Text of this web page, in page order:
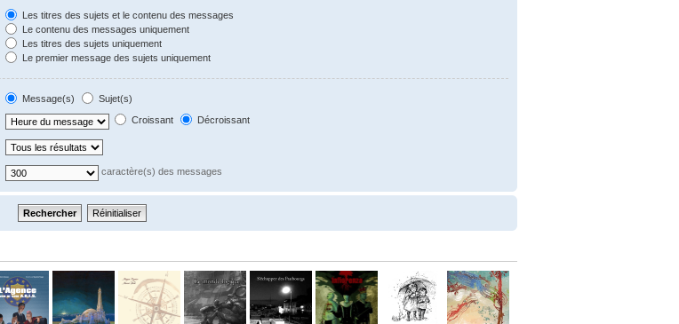
Les titres des sujets et le contenu des messages
Le contenu des messages uniquement
Les titres des sujets uniquement
Le premier message des sujets uniquement
Message(s)
Sujet(s)
Croissant Décroissant
caractère(s) des messages